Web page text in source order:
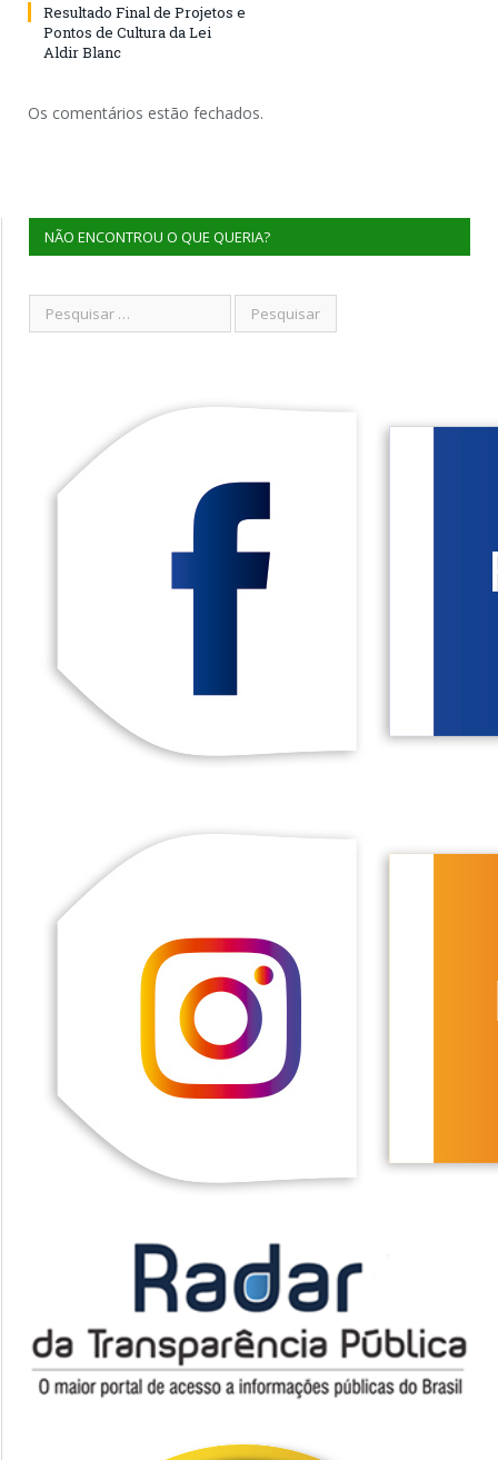
Resultado Final de Projetos e
Pontos de Cultura da Lei
Aldir Blanc
Os comentários estão fechados.
NÃO ENCONTROU O QUE QUERIA?